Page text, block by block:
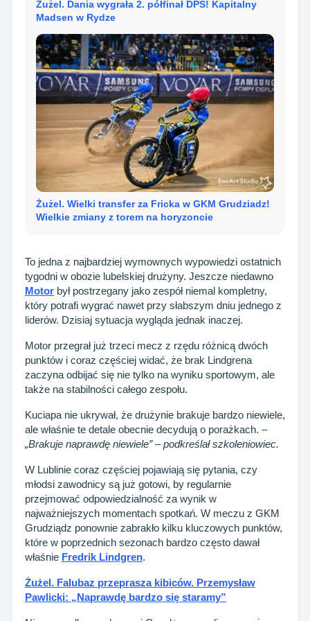
Żużel. Dania wygrała 2. półfinał DPŚ! Kapitalny
Madsen w Rydze
Żużel. Wielki transfer za Fricka w GKM Grudziadz!
Wielkie zmiany z torem na horyzoncie
To jedna z najbardziej wymownych wypowiedzi ostatnich
tygodni w obozie lubelskiej drużyny. Jeszcze niedawno
Motor był postrzegany jako zespół niemal kompletny,
który potrafi wygrać nawet przy słabszym dniu jednego z
liderów. Dzisiaj sytuacja wygląda jednak inaczej.
Motor przegrał już trzeci mecz z rzędu różnicą dwóch
punktów i coraz częściej widać, że brak Lindgrena
zaczyna odbijać się nie tylko na wyniku sportowym, ale
także na stabilności całego zespołu.
Kuciapa nie ukrywał, że drużynie brakuje bardzo niewiele,
ale właśnie te detale obecnie decydują o porażkach. –
„Brakuje naprawdę niewiele” – podkreślał szkoleniowiec.
W Lublinie coraz częściej pojawiają się pytania, czy
młodsi zawodnicy są już gotowi, by regularnie
przejmować odpowiedzialność za wynik w
najważniejszych momentach spotkań. W meczu z GKM
Grudziądz ponownie zabrakło kilku kluczowych punktów,
które w poprzednich sezonach bardzo często dawał
właśnie Fredrik Lindgren.
Żużel. Falubaz przeprasza kibiców. Przemysław
Pawlicki: „Naprawdę bardzo się staramy”